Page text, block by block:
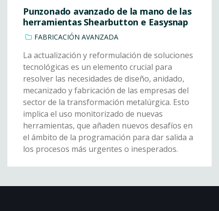
Punzonado avanzado de la mano de las
herramientas Shearbutton e Easysnap
FABRICACIÓN AVANZADA
La actualización y reformulación de soluciones
tecnológicas es un elemento crucial para
resolver las necesidades de diseño, anidado,
mecanizado y fabricación de las empresas del
sector de la transformación metalúrgica. Esto
implica el uso monitorizado de nuevas
herramientas, que añaden nuevos desafíos en
el ámbito de la programación para dar salida a
los procesos más urgentes o inesperados.